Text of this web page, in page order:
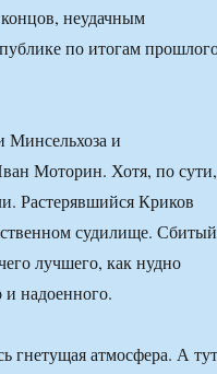
неудачным
по итогам
Минсельхоза и
Моторин. Хотя, по
Растерявшийся Криков
судилище.
лучшего, как нудно
надоенного.
гнетущая атмосфера. А тут